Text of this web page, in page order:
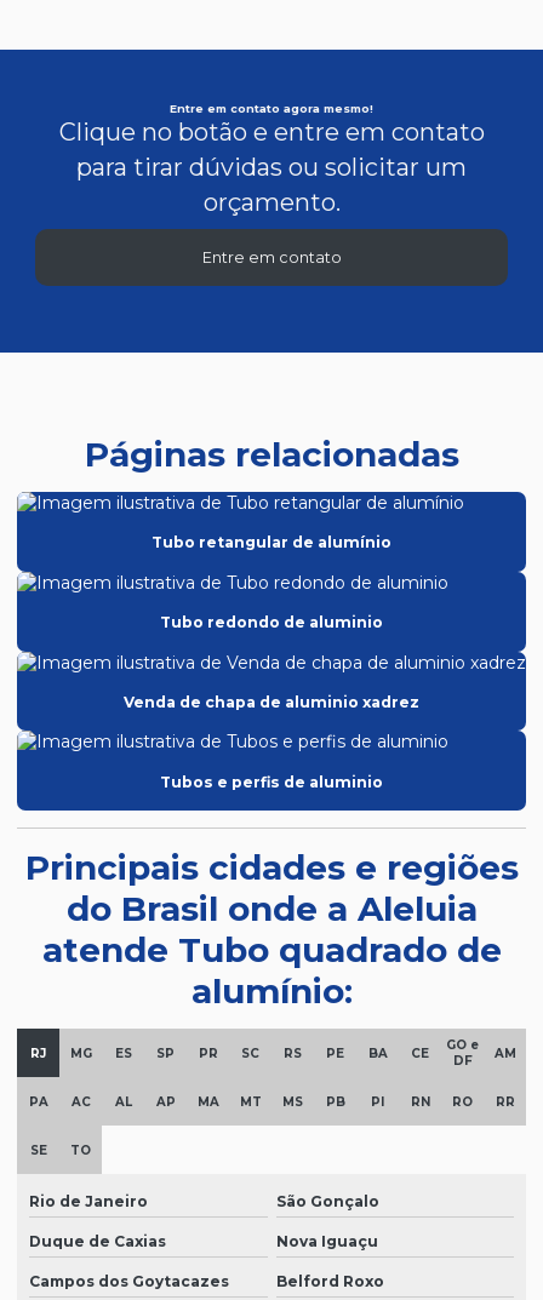
Entre em contato agora mesmo!
Clique no botão e entre em contato
para tirar dúvidas ou solicitar um
orçamento.
Entre em contato
Páginas relacionadas
Tubo retangular de alumínio
Tubo redondo de aluminio
Venda de chapa de aluminio xadrez
Tubos e perfis de aluminio
Principais cidades e regiões
do Brasil onde a Aleluia
atende Tubo quadrado de
alumínio:
RJ MG ES SP PR SC RS PE BA CE
GO e
DF
AM
PA AC AL AP MA MT MS PB PI RN RO RR
SE TO
Rio de Janeiro São Gonçalo
Duque de Caxias Nova Iguaçu
Campos dos Goytacazes Belford Roxo